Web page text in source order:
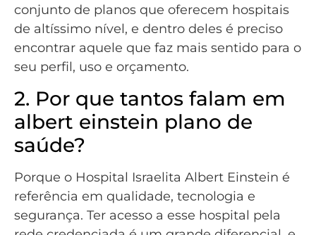
conjunto de planos que oferecem hospitais
de altíssimo nível, e dentro deles é preciso
encontrar aquele que faz mais sentido para o
seu perfil, uso e orçamento.
2. Por que tantos falam em
albert einstein plano de
saúde?
Porque o Hospital Israelita Albert Einstein é
referência em qualidade, tecnologia e
segurança. Ter acesso a esse hospital pela